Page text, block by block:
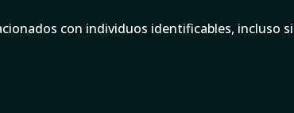
con individuos identificables,